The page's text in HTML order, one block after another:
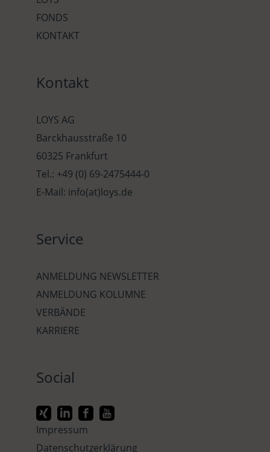
FONDS
KONTAKT
Kontakt
LOYS AG
Barckhausstraße 10
60325 Frankfurt
Tel.: +49 (0) 69-2475444-0
E-Mail: info(at)loys.de
Service
ANMELDUNG NEWSLETTER
ANMELDUNG KOLUMNE
VERBÄNDE
KARRIERE
Social
Impressum
Datenschutzerklärung